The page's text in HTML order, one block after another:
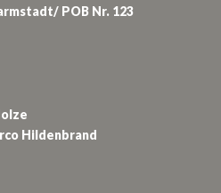
POB Nr. 123
Hildenbrand